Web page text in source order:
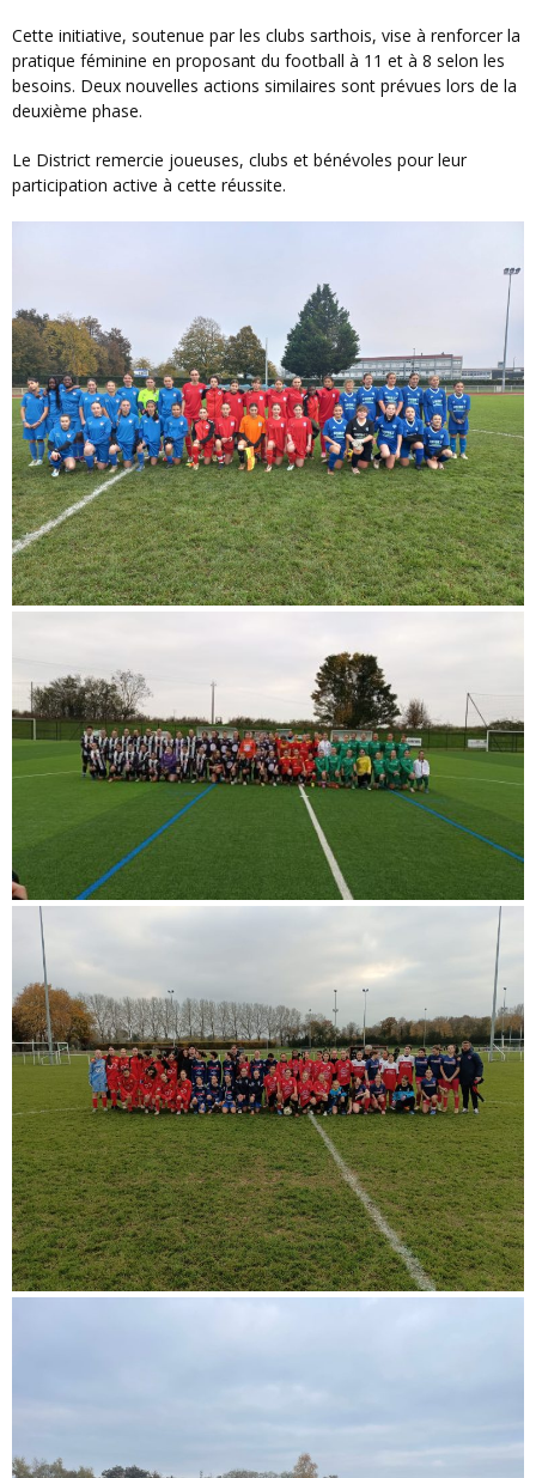
Cette initiative, soutenue par les clubs sarthois, vise à renforcer la
pratique féminine en proposant du football à 11 et à 8 selon les
besoins. Deux nouvelles actions similaires sont prévues lors de la
deuxième phase.
Le District remercie joueuses, clubs et bénévoles pour leur
participation active à cette réussite.